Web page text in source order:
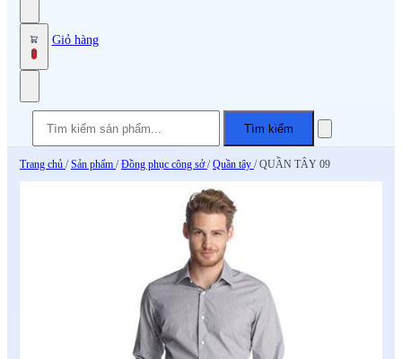
0
Giỏ hàng
Tìm kiếm
Trang chủ / Sản phẩm / Đồng phục công sở/ Quần tây / QUẦN TÂY 09